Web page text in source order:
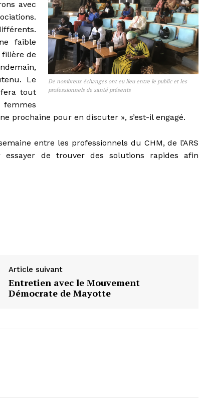
De nombreux échanges ont eu lieu entre le public et les
professionnels de santé présents
avec
faible
filière de
Le
tout
prochaine pour en discuter », s’est-il engagé.
entre les professionnels du CHM, de l’ARS
essayer de trouver des solutions rapides afin
Article suivant
Entretien avec le Mouvement
Démocrate de Mayotte